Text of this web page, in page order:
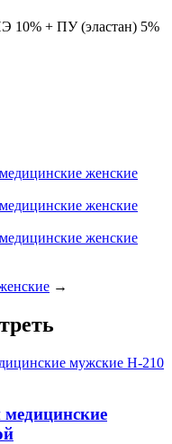
10% + ПУ (эластан) 5%
→
медицинские